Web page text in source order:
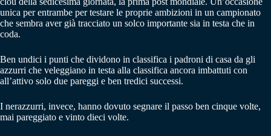
unica per entrambe per testare le proprie ambizioni in un campionato
che sembra aver già tracciato un solco importante sia in testa che in
coda.
Ben undici i punti che dividono in classifica i padroni di casa da gli
azzurri che veleggiano in testa alla classifica ancora imbattuti con
all’attivo solo due pareggi e ben tredici successi.
I nerazzurri, invece, hanno dovuto segnare il passo ben cinque volte,
mai pareggiato e vinto dieci volte.